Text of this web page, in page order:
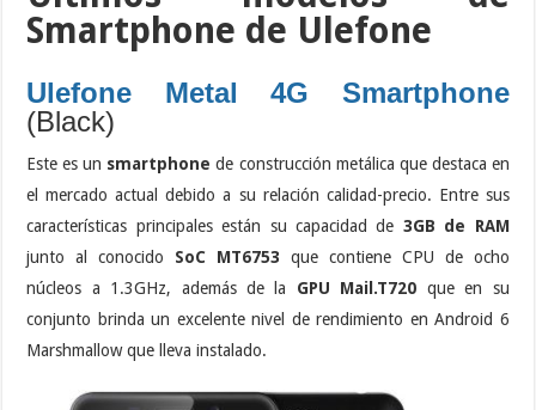
Smartphone de Ulefone
Ulefone Metal 4G Smartphone
(Black)
Este es un smartphonede construcción metálica que destaca en
el mercado actual debido a su relación calidad-precio. Entre sus
características principales están su capacidad de 3GB de RAM
junto al conocido SoC MT6753 que contiene CPU de ocho
núcleos a 1.3GHz, además de la GPU Mail.T720 que en su
conjunto brinda un excelente nivel de rendimiento en Android 6
Marshmallow que lleva instalado.